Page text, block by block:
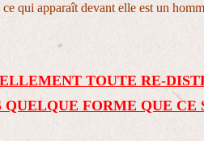
qui apparaît devant elle est un
TOUTE RE-
QUELQUE FORME QUE CE